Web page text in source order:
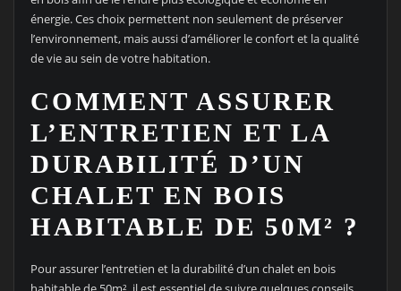
énergie. Ces choix permettent non seulement de préserver
l’environnement, mais aussi d’améliorer le confort et la qualité
de vie au sein de votre habitation.
COMMENT ASSURER
L’ENTRETIEN ET LA
DURABILITÉ D’UN
CHALET EN BOIS
HABITABLE DE 50M² ?
Pour assurer l’entretien et la durabilité d’un chalet en bois